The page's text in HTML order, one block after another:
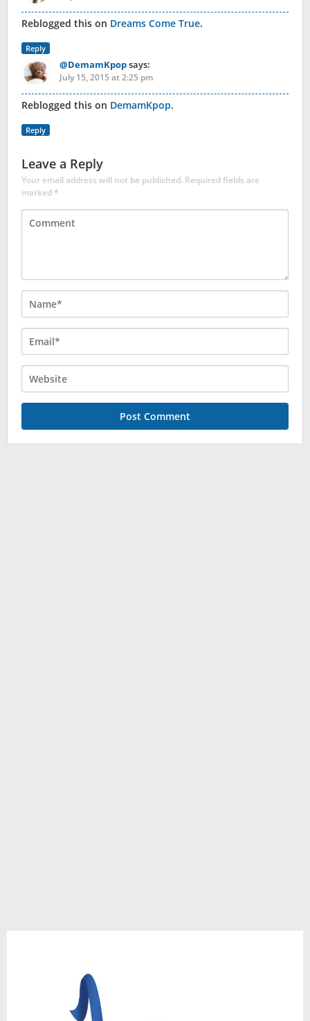
Reblogged this on Dreams Come True.
Reply
@DemamKpopsays:
July 15, 2015 at 2:25 pm
Reblogged this on DemamKpop.
Reply
Leave a Reply
Your email address will not be published. Required fields are
marked*